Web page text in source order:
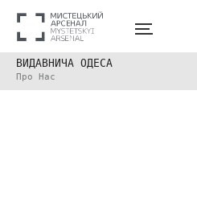
ВИДАВНИЧА ОДЕСА
Про Нас